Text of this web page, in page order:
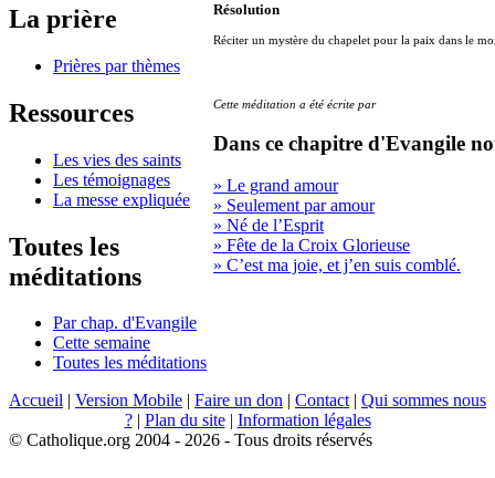
La prière
Prières par thèmes
Ressources
Les vies des saints
Les témoignages
La messe expliquée
Toutes les
méditations
Par chap. d'Evangile
Cette semaine
Toutes les méditations
Résolution
Réciter un mystère du chapelet pour la paix dans le
Cette méditation a été écrite par
Dans ce chapitre d'Evangile
» Le grand amour
» Seulement par amour
» Né de l’Esprit
» Fête de la Croix Glorieuse
» C’est ma joie, et j’en suis comblé.
Accueil | Version Mobile | Faire un don | Contact | Qui sommes nous
?| Plan du site| Information légales
© Catholique.org 2004 - 2026 - Tous droits réservés